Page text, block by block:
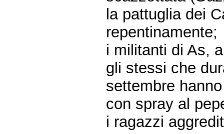
la pattuglia dei
repentinamente;
i militanti di As,
gli stessi che
settembre
con spray al
i ragazzi